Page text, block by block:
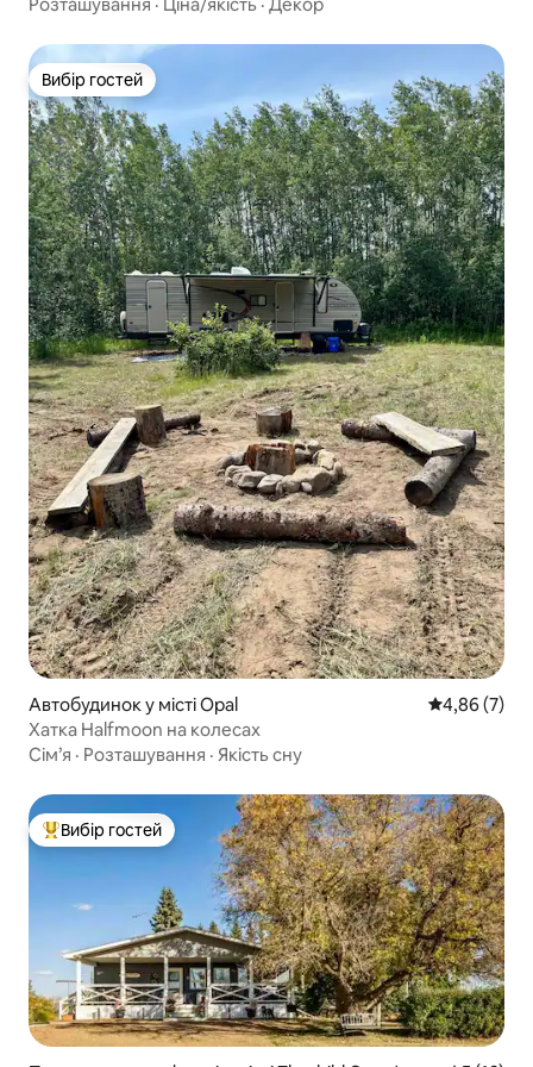
Вибір гостей
Вибір гостей
Автобудинок у місті Opal Середня
4,86 (7)
Хатка Halfmoon на колесах
Сім’я · Розташування · Якість сну
Топ вибір гостей
Вибір гостей